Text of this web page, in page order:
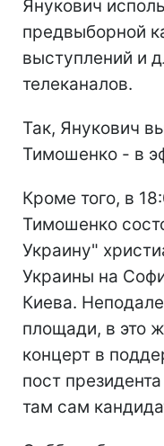
Янукович
предвыборной
выступлений и
телеканалов.
Так, Янукович
Тимошенко - в
Кроме того, в
Тимошенко
Украину"
Украины на
Киева.
площади, в это
концерт в
пост
там сам